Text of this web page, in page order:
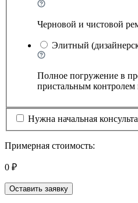
Черновой и чистовой
Элитный
Полное погружение в
пристальным контролем
Нужна начальная
Примерная стоимость:
0 ₽
Оставить заявку